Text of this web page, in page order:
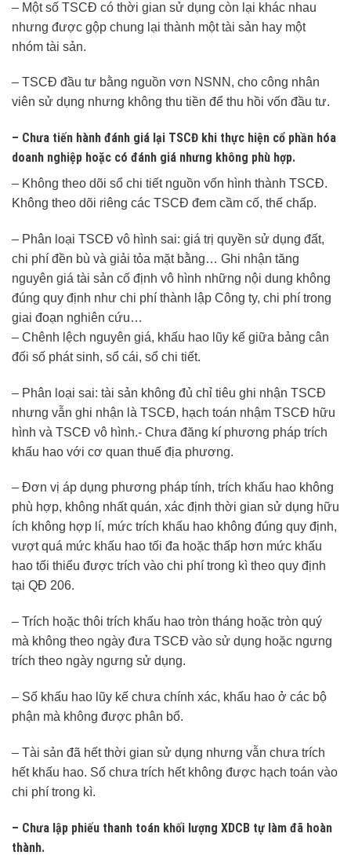
– Một số TSCĐ có thời gian sử dụng còn lại khác nhau
nhưng được gộp chung lại thành một tài sản hay một
nhóm tài sản.
– TSCĐ đầu tư bằng nguồn vơn NSNN, cho công nhân
viên sử dụng nhưng không thu tiền để thu hồi vốn đầu tư.
– Chưa tiến hành đánh giá lại TSCĐ khi thực hiện cổ phần hóa
doanh nghiệp hoặc có đánh giá nhưng không phù hợp.
– Không theo dõi sổ chi tiết nguồn vốn hình thành TSCĐ.
Không theo dõi riêng các TSCĐ đem cầm cố, thế chấp.
– Phân loại TSCĐ vô hình sai: giá trị quyền sử dụng đất,
chi phí đền bù và giải tỏa mặt bằng… Ghi nhận tăng
nguyên giá tài sản cố định vô hình những nội dung không
đúng quy định như chi phí thành lập Công ty, chi phí trong
giai đoạn nghiên cứu…
– Chênh lệch nguyên giá, khấu hao lũy kế giữa bảng cân
đối số phát sinh, sổ cái, sổ chi tiết.
– Phân loại sai: tài sản không đủ chỉ tiêu ghi nhận TSCĐ
nhưng vẫn ghi nhận là TSCĐ, hạch toán nhậm TSCĐ hữu
hình và TSCĐ vô hình.- Chưa đăng kí phương pháp trích
khấu hao với cơ quan thuế địa phương.
– Đơn vị áp dụng phương pháp tính, trích khấu hao không
phù hợp, không nhất quán, xác định thời gian sử dụng hữu
ích không hợp lí, mức trích khấu hao không đúng quy định,
vượt quá mức khấu hao tối đa hoặc thấp hơn mức khấu
hao tối thiểu được trích vào chi phí trong kì theo quy định
tại QĐ 206.
– Trích hoặc thôi trích khấu hao tròn tháng hoặc tròn quý
mà không theo ngày đưa TSCĐ vào sử dụng hoặc ngưng
trích theo ngày ngưng sử dụng.
– Số khấu hao lũy kế chưa chính xác, khấu hao ở các bộ
phận mà không được phân bổ.
– Tài sản đã hết thời gian sử dụng nhưng vẫn chưa trích
hết khấu hao. Số chưa trích hết không được hạch toán vào
chi phí trong kì.
– Chưa lập phiếu thanh toán khối lượng XDCB tự làm đã hoàn
thành.